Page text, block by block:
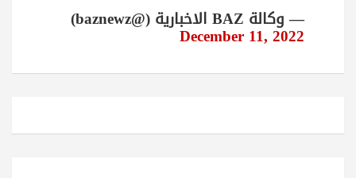
— وكالة BAZ الاخبارية (@baznewz)
December 11, 2022